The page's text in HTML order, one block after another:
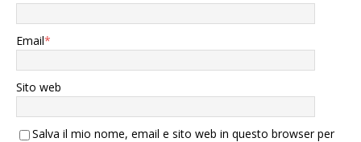
Email*
Sito web
Salva il mio nome, email e sito web in questo browser per